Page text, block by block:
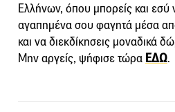
Ελλήνων, όπου μπορείς και εσύ
αγαπημένα σου φαγητά μέσα
και να διεκδίκησεις μοναδικά
Μην αργείς, ψήφισε τώρα ΕΔΩ.